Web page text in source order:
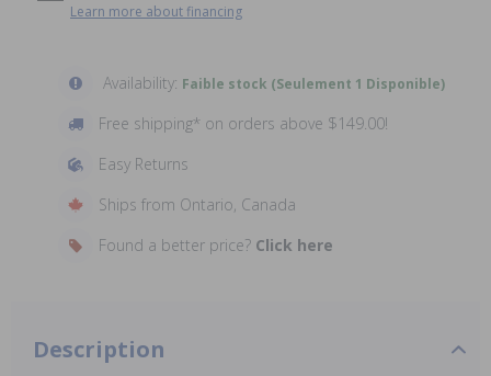
Learn more about financing
Availability: Faible stock (Seulement 1 Disponible)
Free shipping* on orders above $149.00!
Easy Returns
Ships from Ontario, Canada
Found a better price? Click here
Description